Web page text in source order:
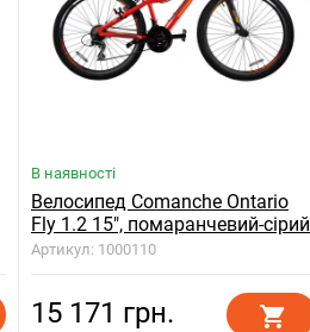
В наявності
Велосипед Comanche Ontario
Fly 1.2 15", помаранчевий-сірий
Артикул: 1000110
15 171 грн.